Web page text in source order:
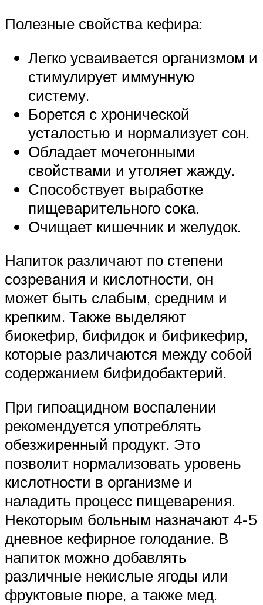
Полезные свойства кефира:
Легко усваивается организмом и
стимулирует иммунную
систему.
Борется с хронической
усталостью и нормализует сон.
Обладает мочегонными
свойствами и утоляет жажду.
Способствует выработке
пищеварительного сока.
Очищает кишечник и желудок.
Напиток различают по степени
созревания и кислотности, он
может быть слабым, средним и
крепким. Также выделяют
биокефир, бифидок и бификефир,
которые различаются между собой
содержанием бифидобактерий.
При гипоацидном воспалении
рекомендуется употреблять
обезжиренный продукт. Это
позволит нормализовать уровень
кислотности в организме и
наладить процесс пищеварения.
Некоторым больным назначают 4-5
дневное кефирное голодание. В
напиток можно добавлять
различные некислые ягоды или
фруктовые пюре, а также мед.